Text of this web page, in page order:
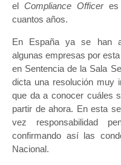
elCompliance Officeres
cuantos años.
En España ya se han
algunas empresas por
en Sentencia de la Sala
dicta una resolución muy
que da a conocer cuáles
partir de ahora. En esta
vez responsabilidad
confirmando así las
Nacional.